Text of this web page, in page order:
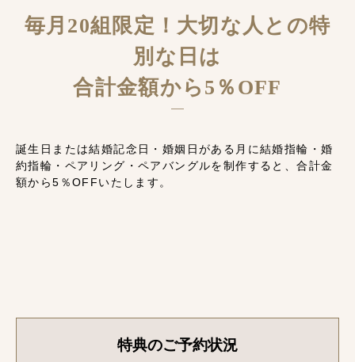
毎月20組限定！大切な人との特
別な日は
合計金額から5％OFF
誕生日または結婚記念日・婚姻日がある月に結婚指輪・婚
約指輪・ペアリング・ペアバングルを制作すると、合計金
額から5％OFFいたします。
特典のご予約状況